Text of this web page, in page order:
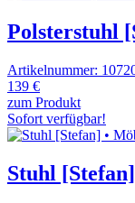
Polsterstuhl
Artikelnummer:
139 €
zum Produkt
Sofort verfügbar!
Stuhl [Stefan]